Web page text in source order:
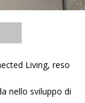
Living, reso
nello sviluppo di